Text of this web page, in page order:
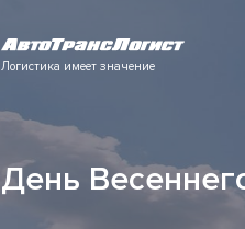
Логистика имеет значение
День